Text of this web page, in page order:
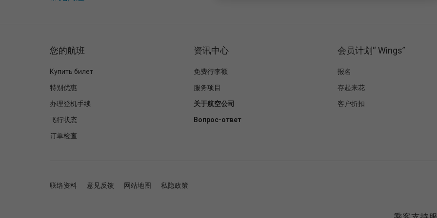
您的航班
Купить билет
特别优惠
办理登机手续
飞行状态
订单检查
资讯中心
免费行李额
服务项目
关于航空公司
Вопрос-ответ
会员计划“ Wings”
报名
存起来花
客户折扣
联络资料 意见反馈 网站地图 私隐政策